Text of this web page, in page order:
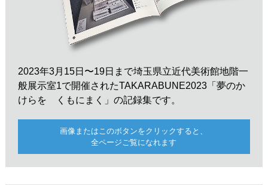
2023年3月15日〜19日まで埼玉県立近代美術館地階一
般展示室1で開催されたTAKARABUNE2023「夢のか
けらを くもにまく」の記録集です。
画像またはこのボタンをクリックすると、
全ページご覧になれます